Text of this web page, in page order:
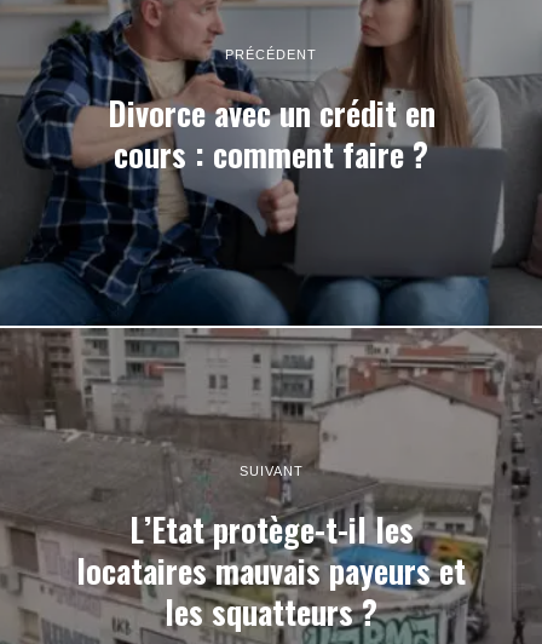
PRÉCÉDENT
Divorce avec un crédit en
cours : comment faire ?
SUIVANT
L’Etat protège-t-il les
locataires mauvais payeurs et
les squatteurs ?